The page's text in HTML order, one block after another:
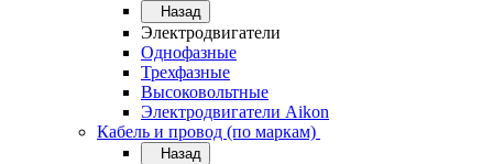
Назад
Электродвигатели
Однофазные
Трехфазные
Высоковольтные
Электродвигатели Aikon
Кабель и провод (по маркам)
Назад